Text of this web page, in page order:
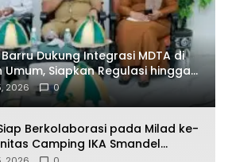
Dukung Integrasi MDTA di
Umum, Siapkan Regulasi hingga
2026 0
Berkolaborasi pada Milad ke-
Camping IKA Smandel